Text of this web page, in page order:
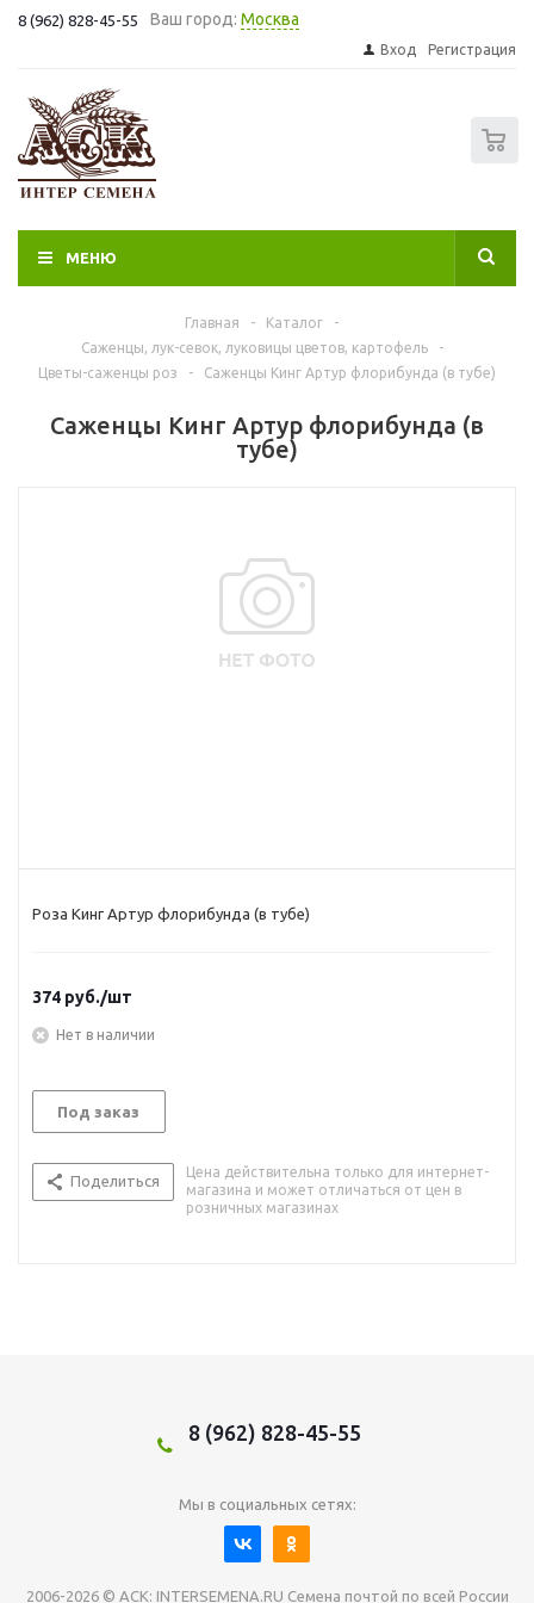
8 (962) 828-45-55 Ваш город: Москва
Вход Регистрация
МЕНЮ
Главная - Каталог
-
Саженцы, лук-севок, луковицы цветов, картофель
-
Цветы-саженцы роз
- Саженцы Кинг Артур флорибунда (в тубе)
Саженцы Кинг Артур флорибунда (в
тубе)
Роза Кинг Артур флорибунда (в тубе)
374 руб./шт
Нет в наличии
Под заказ
Поделиться
Цена действительна только для интернет-
магазина и может отличаться от цен в
розничных магазинах
8 (962) 828-45-55
Мы в социальных сетях:
2006-2026 © АСК: INTERSEMENA.RU Семена почтой по всей России